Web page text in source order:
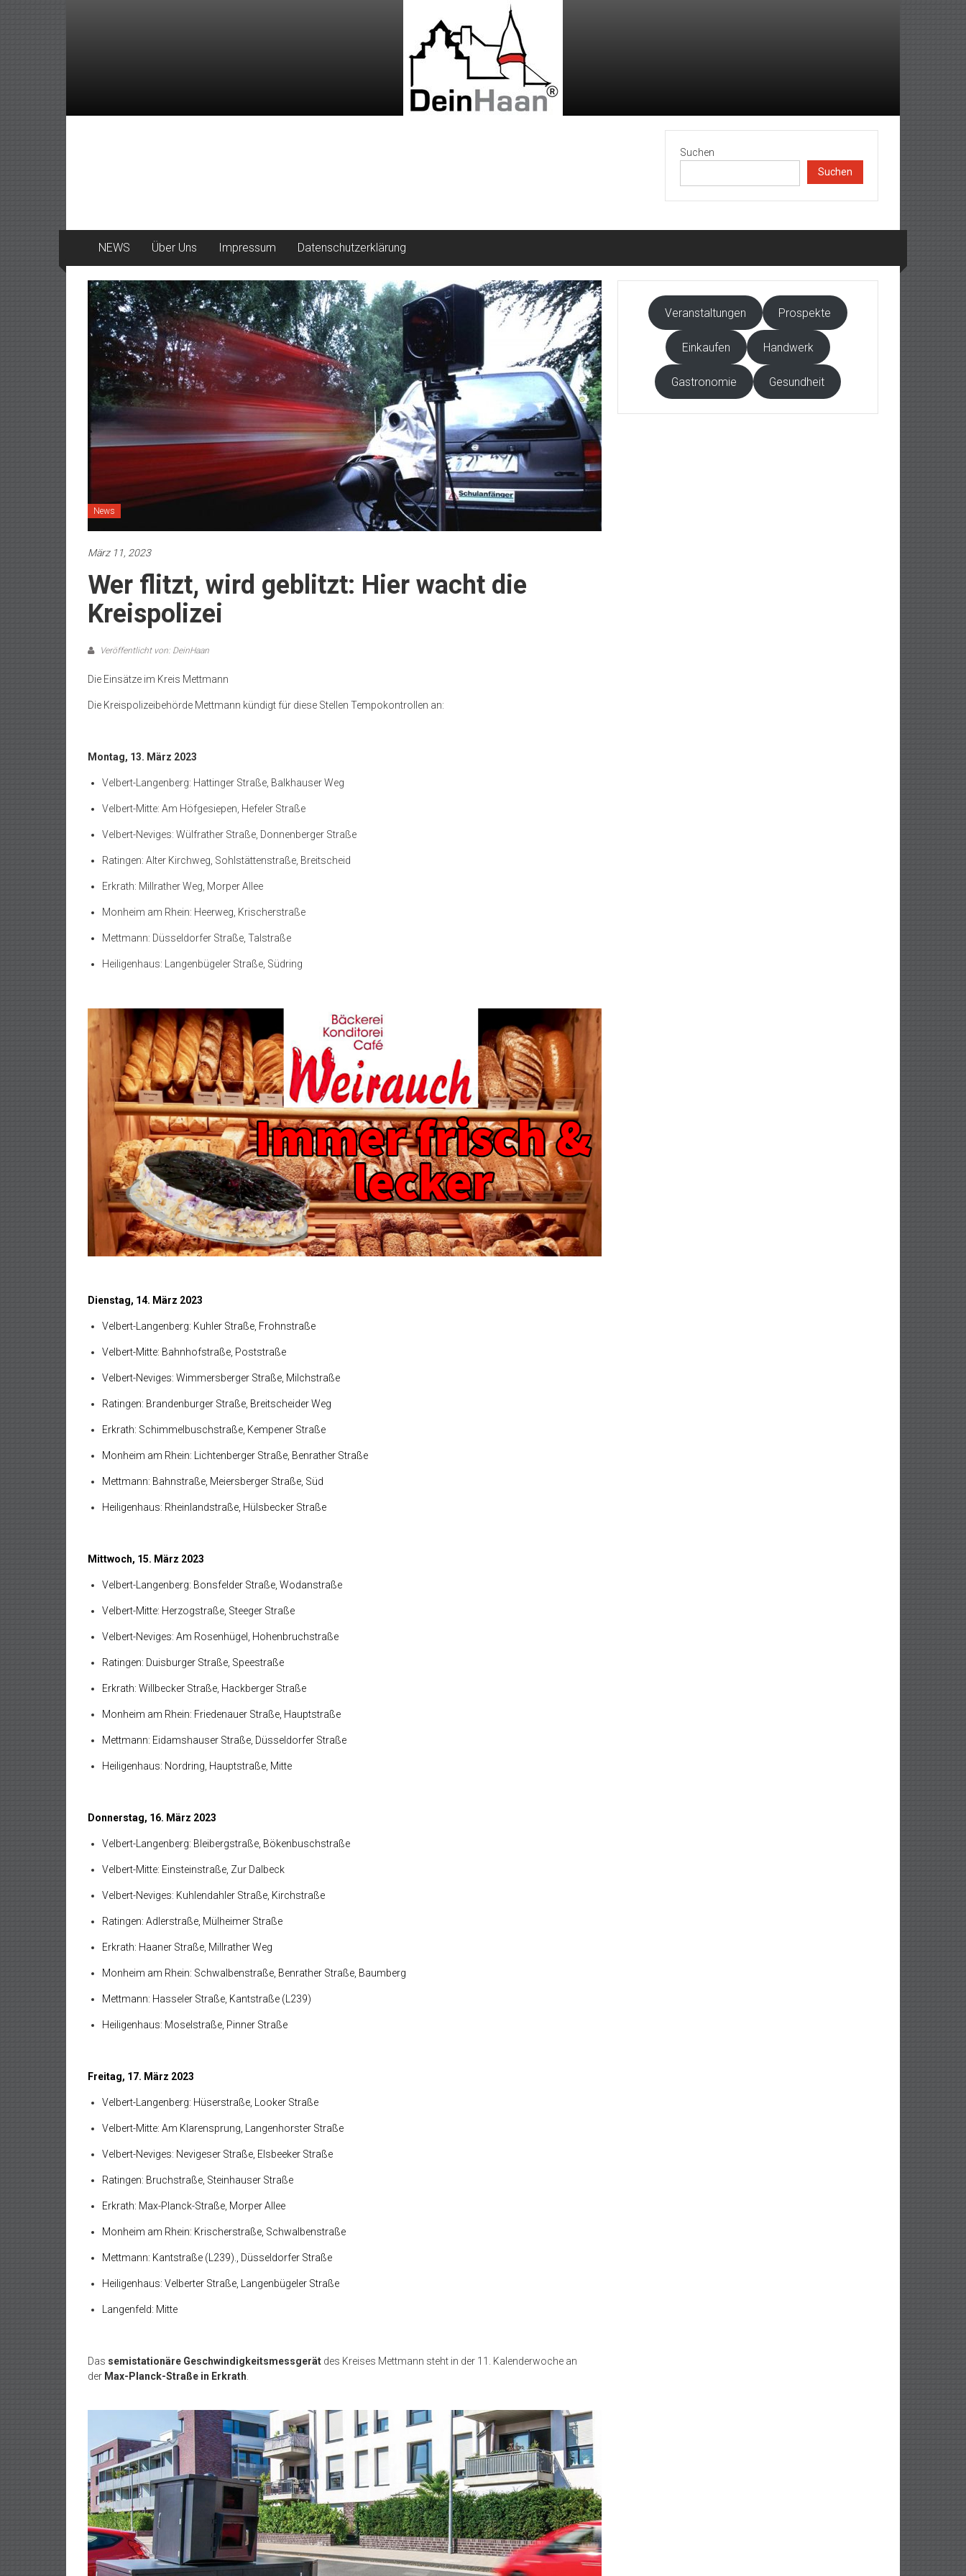
Suchen
Suchen
NEWS Über Uns Impressum Datenschutzerklärung
News
März 11, 2023
Wer flitzt, wird geblitzt: Hier wacht die
Kreispolizei
Veröffentlicht von: DeinHaan
Die Einsätze im Kreis Mettmann
Die Kreispolizeibehörde Mettmann kündigt für diese Stellen Tempokontrollen an:
Montag, 13. März 2023
Velbert-Langenberg: Hattinger Straße, Balkhauser Weg
Velbert-Mitte: Am Höfgesiepen, Hefeler Straße
Velbert-Neviges: Wülfrather Straße, Donnenberger Straße
Ratingen: Alter Kirchweg, Sohlstättenstraße, Breitscheid
Erkrath: Millrather Weg, Morper Allee
Monheim am Rhein: Heerweg, Krischerstraße
Mettmann: Düsseldorfer Straße, Talstraße
Heiligenhaus: Langenbügeler Straße, Südring
Dienstag, 14. März 2023
Velbert-Langenberg: Kuhler Straße, Frohnstraße
Velbert-Mitte: Bahnhofstraße, Poststraße
Velbert-Neviges: Wimmersberger Straße, Milchstraße
Ratingen: Brandenburger Straße, Breitscheider Weg
Erkrath: Schimmelbuschstraße, Kempener Straße
Monheim am Rhein: Lichtenberger Straße, Benrather Straße
Mettmann: Bahnstraße, Meiersberger Straße, Süd
Heiligenhaus: Rheinlandstraße, Hülsbecker Straße
Mittwoch, 15. März 2023
Velbert-Langenberg: Bonsfelder Straße, Wodanstraße
Velbert-Mitte: Herzogstraße, Steeger Straße
Velbert-Neviges: Am Rosenhügel, Hohenbruchstraße
Ratingen: Duisburger Straße, Speestraße
Erkrath: Willbecker Straße, Hackberger Straße
Monheim am Rhein: Friedenauer Straße, Hauptstraße
Mettmann: Eidamshauser Straße, Düsseldorfer Straße
Heiligenhaus: Nordring, Hauptstraße, Mitte
Donnerstag, 16. März 2023
Velbert-Langenberg: Bleibergstraße, Bökenbuschstraße
Velbert-Mitte: Einsteinstraße, Zur Dalbeck
Velbert-Neviges: Kuhlendahler Straße, Kirchstraße
Ratingen: Adlerstraße, Mülheimer Straße
Erkrath: Haaner Straße, Millrather Weg
Monheim am Rhein: Schwalbenstraße, Benrather Straße, Baumberg
Mettmann: Hasseler Straße, Kantstraße (L239)
Heiligenhaus: Moselstraße, Pinner Straße
Freitag, 17. März 2023
Velbert-Langenberg: Hüserstraße, Looker Straße
Velbert-Mitte: Am Klarensprung, Langenhorster Straße
Velbert-Neviges: Nevigeser Straße, Elsbeeker Straße
Ratingen: Bruchstraße, Steinhauser Straße
Erkrath: Max-Planck-Straße, Morper Allee
Monheim am Rhein: Krischerstraße, Schwalbenstraße
Mettmann: Kantstraße (L239)., Düsseldorfer Straße
Heiligenhaus: Velberter Straße, Langenbügeler Straße
Langenfeld: Mitte
Das semistationäre Geschwindigkeitsmessgerät des Kreises Mettmann steht in der 11. Kalenderwoche an
der Max-Planck-Straße in Erkrath.
Veranstaltungen Prospekte
Einkaufen Handwerk
Gastronomie Gesundheit